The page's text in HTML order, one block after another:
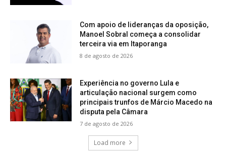
Com apoio de lideranças da oposição,
Manoel Sobral começa a consolidar
terceira via em Itaporanga
8 de agosto de 2026
Experiência no governo Lula e
articulação nacional surgem como
principais trunfos de Márcio Macedo na
disputa pela Câmara
7 de agosto de 2026
Load more